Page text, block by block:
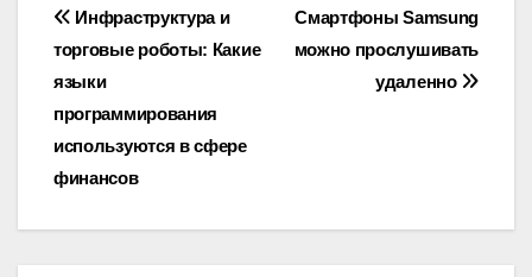
Навигация
по
записям
Смартфоны Samsung
можно прослушивать
удаленно
Инфраструктура и
торговые роботы: Какие
языки
программирования
используются в сфере
финансов